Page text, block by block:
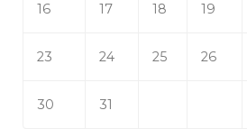
16 17 18 19
23 24 25 26
30 31